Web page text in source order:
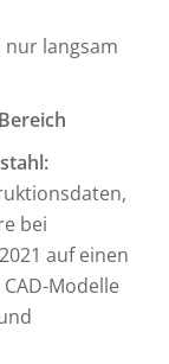
langsam
bei
auf einen
Modelle